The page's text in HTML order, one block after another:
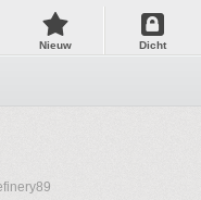
Nieuw Dicht